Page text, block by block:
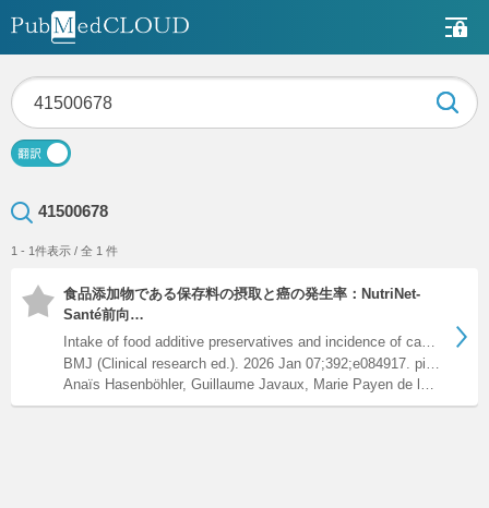
41500678
1 - 1件表示 / 全 1 件
食品添加物である保存料の摂取と癌の発生率：NutriNet-
Santé前向…
Intake of food additive preservatives and incidence of cance…
BMJ (Clinical research ed.). 2026 Jan 07;392;e084917. pii: e084917.
Anaïs Hasenböhler, Guillaume Javaux, Marie Payen de la Garanderie, Fabien Szabo de Edelenyi, Paola Yvroud-Hoyos, Cédric Agaësse, Alexandre De Sa, Inge Huybrechts, Fabrice Pierre, Marc Audebert, Xavier Coumoul, Chantal Julia, Emmanuelle Kesse-Guyot, Benjamin Allès, Valérie Deschamps, Serge Hercberg, Benoit Chassaing, Bernard Srour, Mélanie Deschasaux-Tanguy, Mathilde Touvier